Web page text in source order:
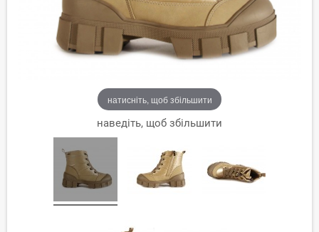
натисніть, щоб збільшити
наведіть, щоб збільшити